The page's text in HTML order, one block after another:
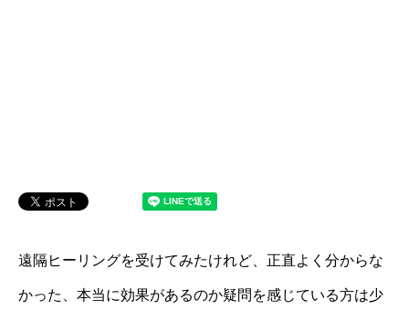
遠隔ヒーリングを受けてみたけれど、正直よく分からな
かった、本当に効果があるのか疑問を感じている方は少